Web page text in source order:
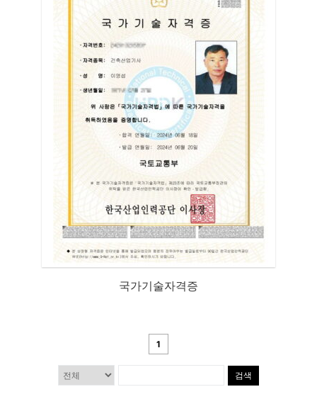
국가기술자격증
1
검색